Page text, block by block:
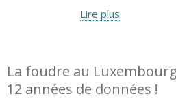
Lire plus
La foudre au
12 années de données !